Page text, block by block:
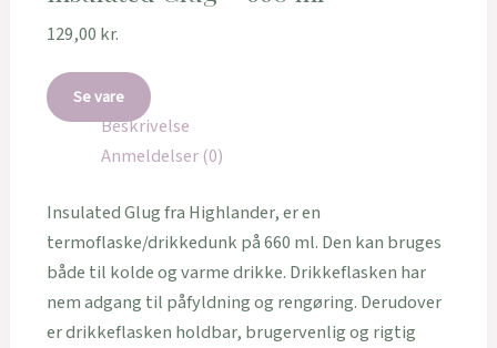
129,00 kr.
Se vare
Beskrivelse
Anmeldelser (0)
Insulated Glug fra Highlander, er en
termoflaske/drikkedunk på 660 ml. Den kan bruges
både til kolde og varme drikke. Drikkeflasken har
nem adgang til påfyldning og rengøring. Derudover
er drikkeflasken holdbar, brugervenlig og rigtig